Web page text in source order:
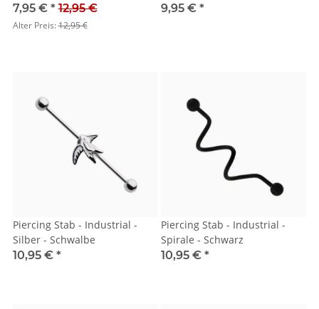
7,95 € * 12,95 €
Alter Preis:12,95 €
9,95 € *
Piercing Stab - Industrial -
Silber - Schwalbe
10,95 € *
Piercing Stab - Industrial -
Spirale - Schwarz
10,95 € *